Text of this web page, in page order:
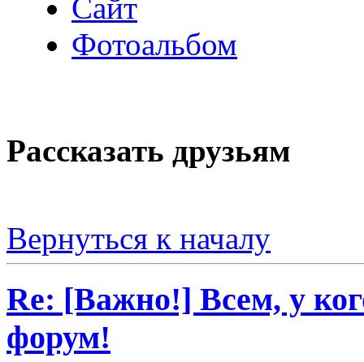
Сайт
Фотоальбом
Рассказать друзьям
Вернуться к началу
Re: [Важно!] Всем, у
форум!